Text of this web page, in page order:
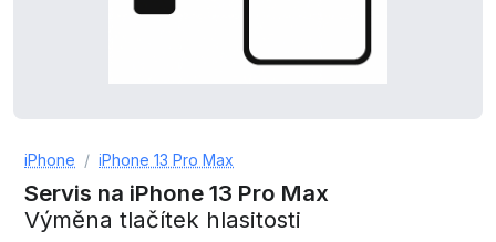
iPhone iPhone 13 Pro Max
Servis na iPhone 13 Pro Max
Výměna tlačítek hlasitosti